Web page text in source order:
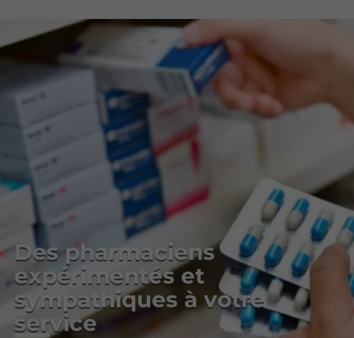
Des pharmaciens
expérimentés et
sympathiques à votre
service